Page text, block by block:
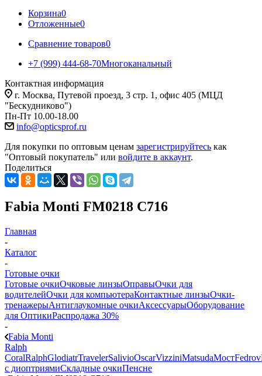
Корзина0
Отложенные0
Сравнение товаров0
+7 (999) 444-68-70Многоканальный
Контактная информация
г. Москва, Путевой проезд, 3 стр. 1, офис 405 (МЦД
"Бескудниково")
Пн-Пт 10.00-18.00
info@opticsprof.ru
Для покупки по оптовым ценам зарегистрируйтесь как
"Оптовый покупатель" или войдите в аккаунт.
Поделиться
Fabia Monti FM0218 C716
Главная
-
Каталог
-
Готовые очки
Готовые очкиОчковые линзыОправыОчки для
водителейОчки для компьютераКонтактные линзыОчки-
тренажерыАнтиглаукомные очкиАксессуарыОборудование
для ОптикиРаспродажа 30%
-
Fabia Monti
Ralph
CoralRalphGlodiatrTravelerSalivioOscarVizziniMatsudaМостFedrov
с диоптриямиСкладные очкиПенсне